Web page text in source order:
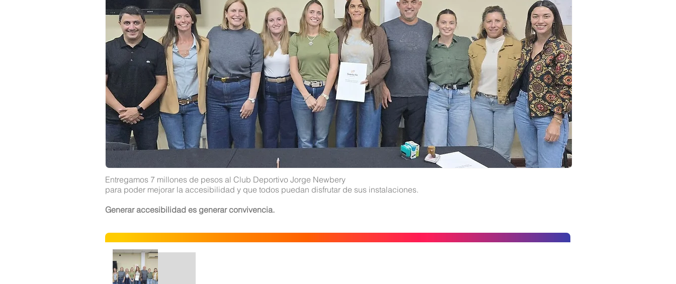
Entregamos 7 millones de pesos al Club Deportivo Jorge Newbery
para poder mejorar la accesibilidad y que todos puedan disfrutar de sus instalaciones.
Generar accesibilidad es generar convivencia.